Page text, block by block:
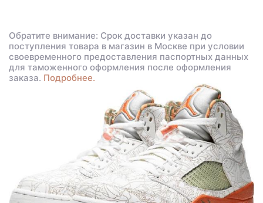
Обратите внимание: Срок доставки указан до
поступления товара в магазин в Москве при условии
своевременного предоставления паспортных данных
для таможенного оформления после оформления
заказа. Подробнее.